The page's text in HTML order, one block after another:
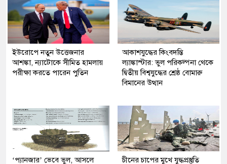
ইউরোপে নতুন উত্তেজনার
আশঙ্কা, ন্যাটোকে সীমিত হামলায়
পরীক্ষা করতে পারেন পুতিন
আকাশযুদ্ধের কিংবদন্তি
ল্যাঙ্কাস্টার: ভুল পরিকল্পনা থেকে
দ্বিতীয় বিশ্বযুদ্ধের শ্রেষ্ঠ বোমারু
বিমানের উত্থান
‘প্যানজার’ ভেবে ভুল, আসলে চীনের চাপের মুখে যুদ্ধপ্রস্তুতি